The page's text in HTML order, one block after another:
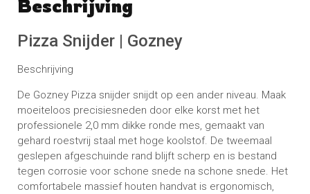
Beschrijving
Pizza Snijder | Gozney
Beschrijving
De Gozney Pizza snijder snijdt op een ander niveau. Maak
moeiteloos precisiesneden door elke korst met het
professionele 2,0 mm dikke ronde mes, gemaakt van
gehard roestvrij staal met hoge koolstof. De tweemaal
geslepen afgeschuinde rand blijft scherp en is bestand
tegen corrosie voor schone snede na schone snede. Het
comfortabele massief houten handvat is ergonomisch,
No reviews found